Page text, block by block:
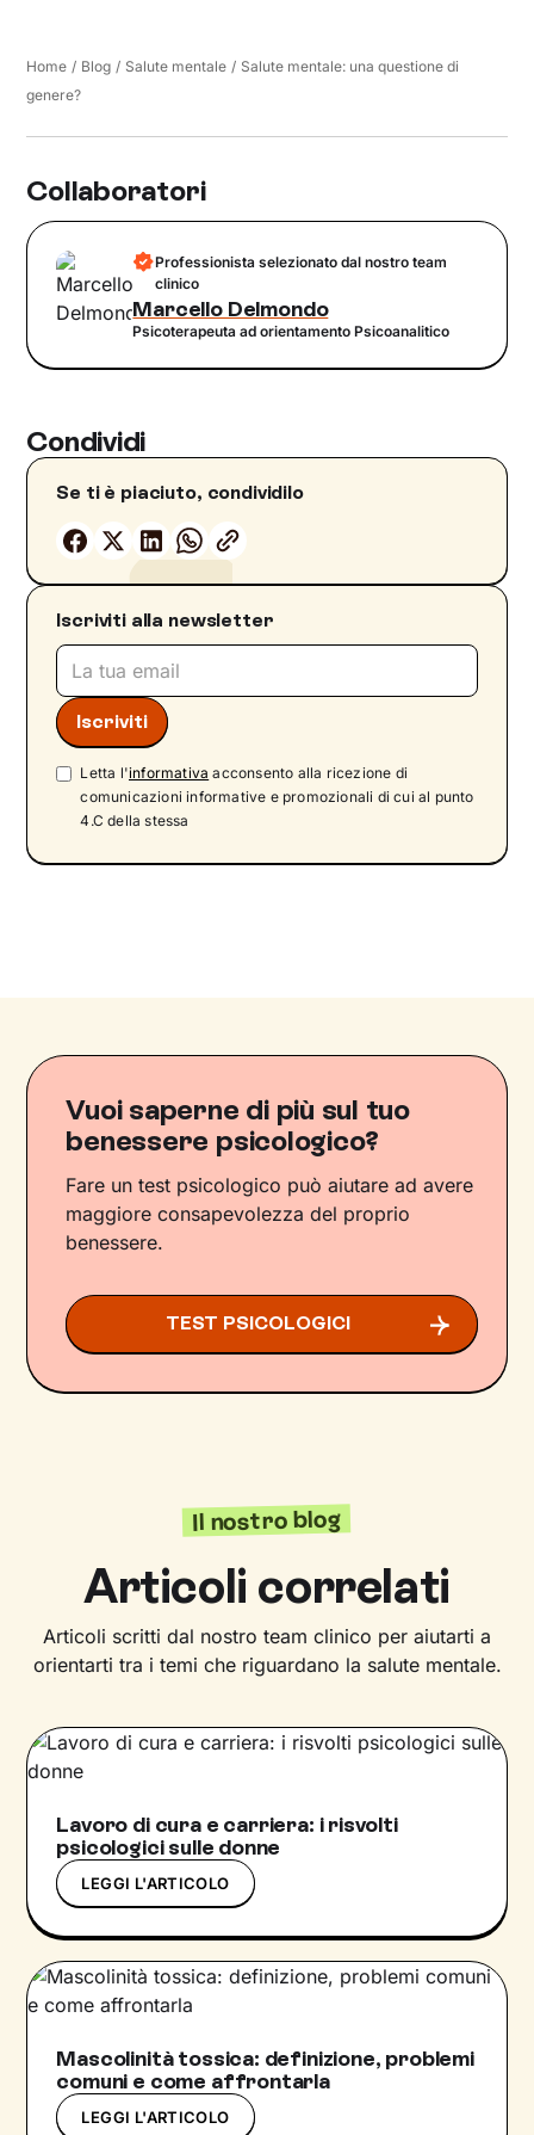
Home / Blog / Salute mentale / Salute mentale: una questione di
genere?
Collaboratori
Professionista selezionato dal nostro team
clinico
Marcello Delmondo
Psicoterapeuta ad orientamento Psicoanalitico
Condividi
Se ti è piaciuto, condividilo
Iscriviti alla newsletter
Letta l'informativa acconsento alla ricezione di
comunicazioni informative e promozionali di cui al punto
4.C della stessa
Vuoi saperne di più sul tuo
benessere psicologico?
Fare un test psicologico può aiutare ad avere
maggiore consapevolezza del proprio
benessere.
TEST PSICOLOGICI
Il nostro blog
Articoli correlati
Articoli scritti dal nostro team clinico per aiutarti a
orientarti tra i temi che riguardano la salute mentale.
Lavoro di cura e carriera: i risvolti
psicologici sulle donne
LEGGI L'ARTICOLO
Mascolinità tossica: definizione, problemi
comuni e come affrontarla
LEGGI L'ARTICOLO